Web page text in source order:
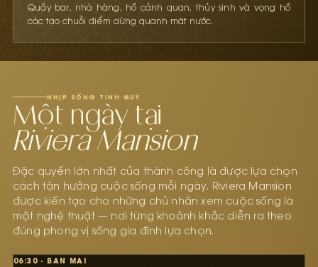
Quầy bar, nhà hàng, hồ cảnh quan, thủy sinh và vọng hồ
các tạo chuỗi điểm dừng quanh mặt nước.
NHỊP SỐNG TINH QUÝ
Một ngày tại
Riviera Mansion
Đặc quyền lớn nhất của thành công là được lựa chọn
cách tận hưởng cuộc sống mỗi ngày. Riviera Mansion
được kiến tạo cho những chủ nhân xem cuộc sống là
một nghệ thuật — nơi từng khoảnh khắc diễn ra theo
đúng phong vị sống gia đình lựa chọn.
06:30 · BAN MAI